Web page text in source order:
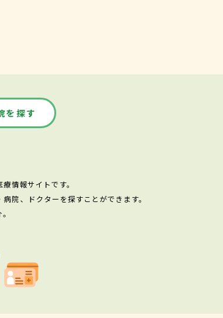
を探す
情報サイトです。
院、ドクターを探すことができます。